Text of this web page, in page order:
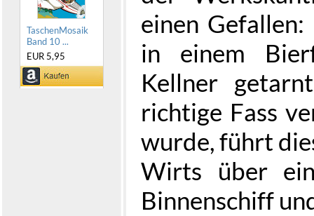
TaschenMosaik
Band 10 ...
EUR 5,95
einen Gefallen:
in einem
Kellner
richtige Fass
wurde, führt
Wirts über
Binnenschiff